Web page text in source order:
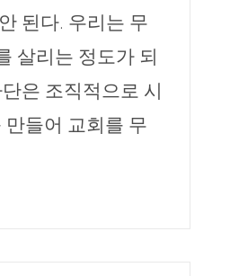
된다. 우리는 무
살리는 정도가 되
은 조직적으로 시
들어 교회를 무